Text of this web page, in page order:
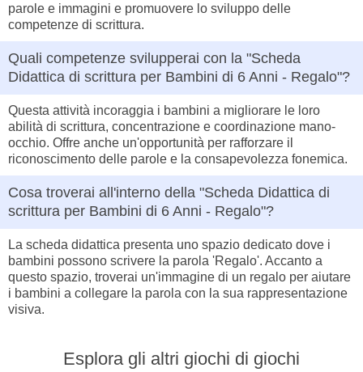
parole e immagini e promuovere lo sviluppo delle
competenze di scrittura.
Quali competenze svilupperai con la "Scheda
Didattica di scrittura per Bambini di 6 Anni - Regalo"?
Questa attività incoraggia i bambini a migliorare le loro
abilità di scrittura, concentrazione e coordinazione mano-
occhio. Offre anche un'opportunità per rafforzare il
riconoscimento delle parole e la consapevolezza fonemica.
Cosa troverai all'interno della "Scheda Didattica di
scrittura per Bambini di 6 Anni - Regalo"?
La scheda didattica presenta uno spazio dedicato dove i
bambini possono scrivere la parola 'Regalo'. Accanto a
questo spazio, troverai un'immagine di un regalo per aiutare
i bambini a collegare la parola con la sua rappresentazione
visiva.
Esplora gli altri giochi di giochi